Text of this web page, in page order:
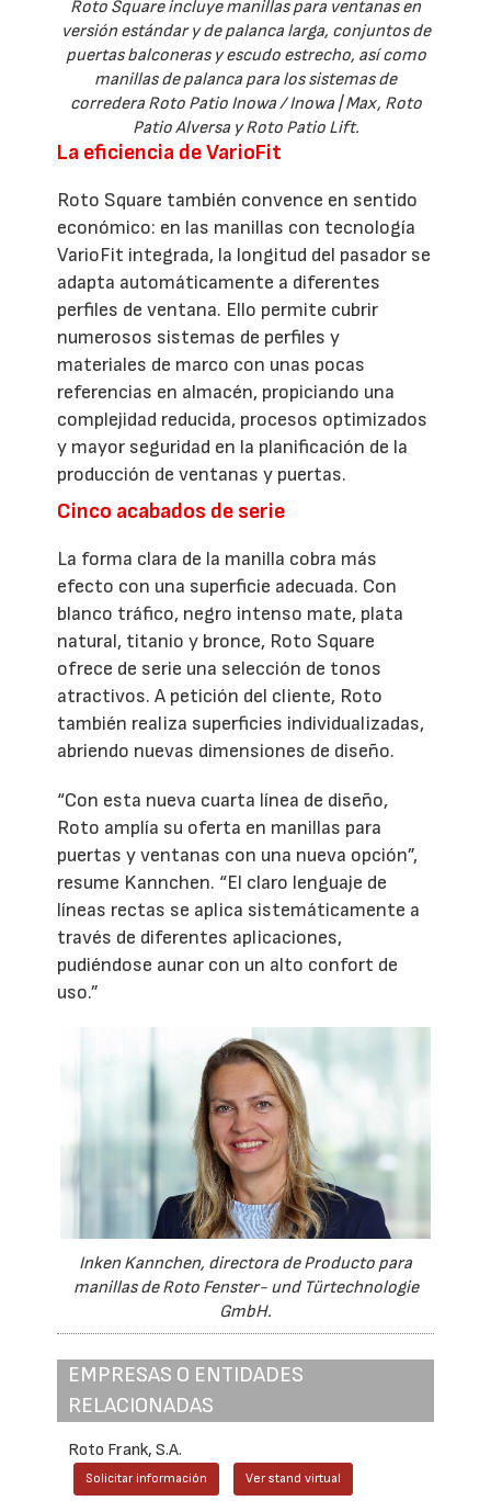
Roto Square incluye manillas para ventanas en
versión estándar y de palanca larga, conjuntos de
puertas balconeras y escudo estrecho, así como
manillas de palanca para los sistemas de
corredera Roto Patio Inowa / Inowa | Max, Roto
Patio Alversa y Roto Patio Lift.
La eficiencia de VarioFit
Roto Square también convence en sentido
económico: en las manillas con tecnología
VarioFit integrada, la longitud del pasador se
adapta automáticamente a diferentes
perfiles de ventana. Ello permite cubrir
numerosos sistemas de perfiles y
materiales de marco con unas pocas
referencias en almacén, propiciando una
complejidad reducida, procesos optimizados
y mayor seguridad en la planificación de la
producción de ventanas y puertas.
Cinco acabados de serie
La forma clara de la manilla cobra más
efecto con una superficie adecuada. Con
blanco tráfico, negro intenso mate, plata
natural, titanio y bronce, Roto Square
ofrece de serie una selección de tonos
atractivos. A petición del cliente, Roto
también realiza superficies individualizadas,
abriendo nuevas dimensiones de diseño.
“Con esta nueva cuarta línea de diseño,
Roto amplía su oferta en manillas para
puertas y ventanas con una nueva opción”,
resume Kannchen. “El claro lenguaje de
líneas rectas se aplica sistemáticamente a
través de diferentes aplicaciones,
pudiéndose aunar con un alto confort de
uso.”
Inken Kannchen, directora de Producto para
manillas de Roto Fenster- und Türtechnologie
GmbH.
EMPRESAS O ENTIDADES
RELACIONADAS
Roto Frank, S.A.
Solicitar información Ver stand virtual